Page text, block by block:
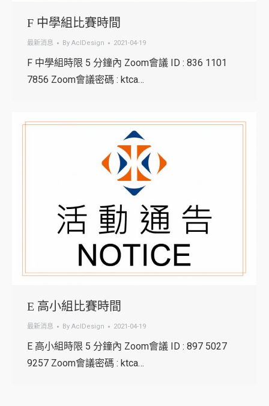
F 中學組比賽時間
最新消息 By AclDesign 2021-04-19
F 中學組時限 5 分鐘內 Zoom會議 ID : 836 1101
7856 Zoom會議密碼 : ktca…
E 高小組比賽時間
最新消息 By AclDesign 2021-04-19
E 高小組時限 5 分鐘內 Zoom會議 ID : 897 5027
9257 Zoom會議密碼 : ktca…